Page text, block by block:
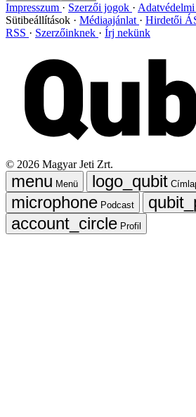
Impresszum Szerzői jogok
Sütibeállítások
Médiaajánlat Hirdetői
RSS
Szerzőinknek Írj nekünk
© 2026 Magyar Jeti Zrt.
Menü
Podcast
Profil